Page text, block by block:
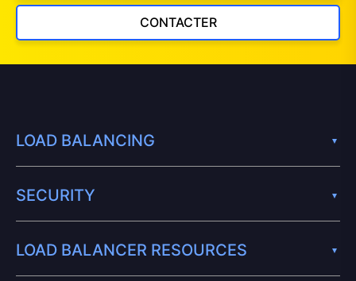
CONTACTER
LOAD BALANCING
SECURITY
LOAD BALANCER RESOURCES